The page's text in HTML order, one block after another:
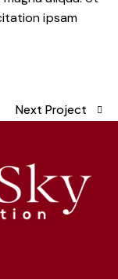
ipsam
Next Project